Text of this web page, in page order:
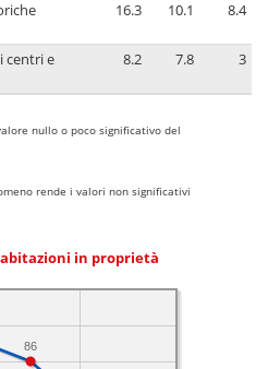
16.3 10.1 8.4
centri e
8.2 7.8 3
nullo o poco significativo del
rende i valori non significativi
in proprietà
86